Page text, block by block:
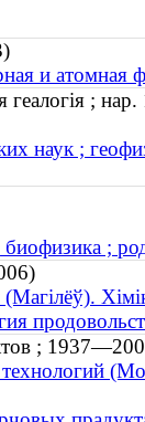
и
геалогія ;
наук ;
биофизика ;
;